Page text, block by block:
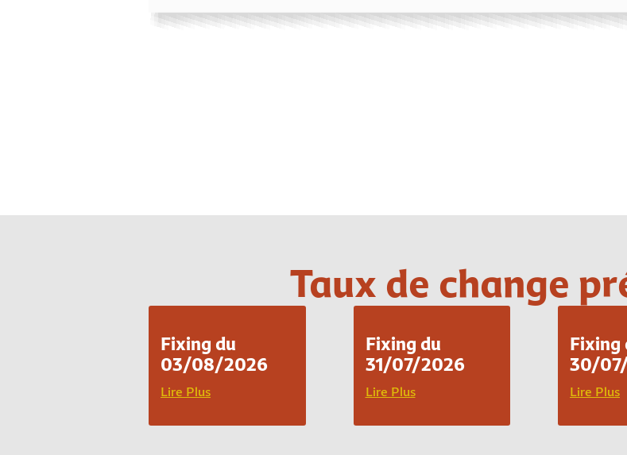
Taux de change
Fixing du
03/08/2026
Lire Plus
Fixing du
31/07/2026
Lire Plus
Fixing
30/
Lire Plus